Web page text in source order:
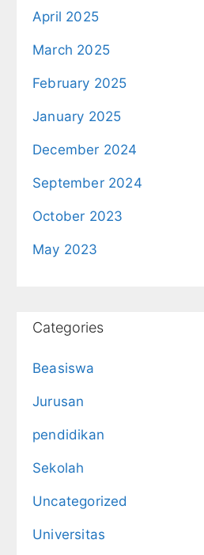
April 2025
March 2025
February 2025
January 2025
December 2024
September 2024
October 2023
May 2023
Categories
Beasiswa
Jurusan
pendidikan
Sekolah
Uncategorized
Universitas